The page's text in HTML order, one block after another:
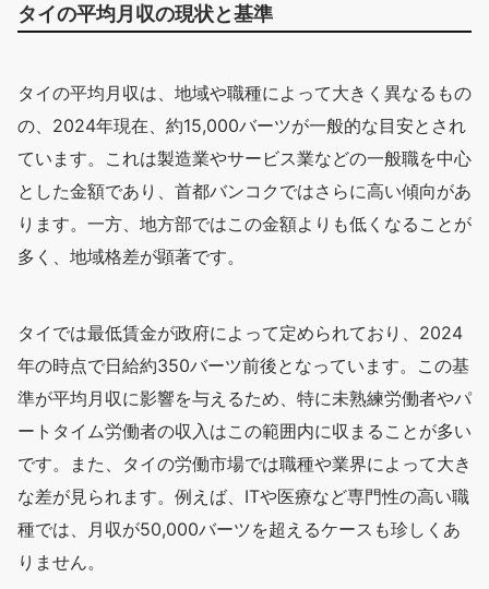
タイの平均月収の現状と基準
タイの平均月収は、地域や職種によって大きく異なるもの
の、2024年現在、約15,000バーツが一般的な目安とされ
ています。これは製造業やサービス業などの一般職を中心
とした金額であり、首都バンコクではさらに高い傾向があ
ります。一方、地方部ではこの金額よりも低くなることが
多く、地域格差が顕著です。
タイでは最低賃金が政府によって定められており、2024
年の時点で日給約350バーツ前後となっています。この基
準が平均月収に影響を与えるため、特に未熟練労働者やパ
ートタイム労働者の収入はこの範囲内に収まることが多い
です。また、タイの労働市場では職種や業界によって大き
な差が見られます。例えば、ITや医療など専門性の高い職
種では、月収が50,000バーツを超えるケースも珍しくあ
りません。